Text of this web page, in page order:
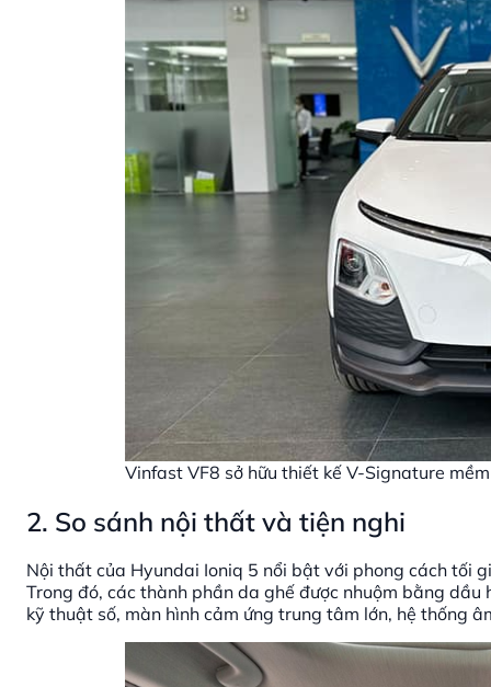
Vinfast VF8 sở hữu thiết kế V-Signature
2. So sánh nội thất và tiện nghi
Nội thất của Hyundai Ioniq 5 nổi bật với phong cách tối
Trong đó, các thành phần da ghế được nhuộm bằng
kỹ thuật số, màn hình cảm ứng trung tâm lớn, hệ thống